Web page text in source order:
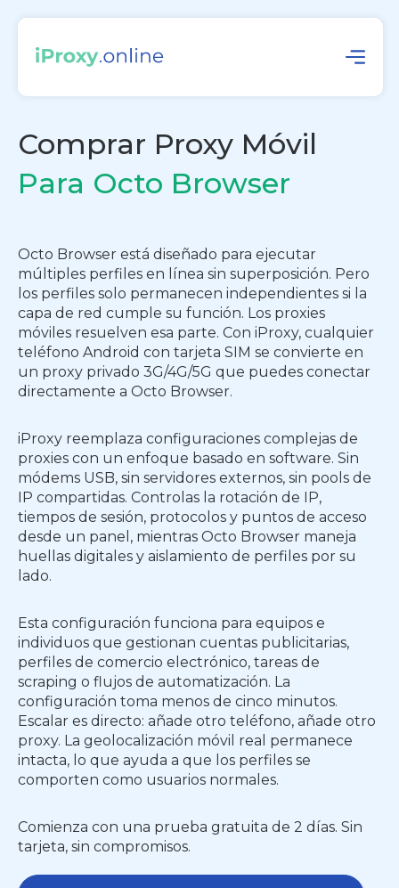
Comprar Proxy Móvil
Para Octo Browser
Octo Browser está diseñado para ejecutar
múltiples perfiles en línea sin superposición. Pero
los perfiles solo permanecen independientes si la
capa de red cumple su función. Los proxies
móviles resuelven esa parte. Con iProxy, cualquier
teléfono Android con tarjeta SIM se convierte en
un proxy privado 3G/4G/5G que puedes conectar
directamente a Octo Browser.
iProxy reemplaza configuraciones complejas de
proxies con un enfoque basado en software. Sin
módems USB, sin servidores externos, sin pools de
IP compartidas. Controlas la rotación de IP,
tiempos de sesión, protocolos y puntos de acceso
desde un panel, mientras Octo Browser maneja
huellas digitales y aislamiento de perfiles por su
lado.
Esta configuración funciona para equipos e
individuos que gestionan cuentas publicitarias,
perfiles de comercio electrónico, tareas de
scraping o flujos de automatización. La
configuración toma menos de cinco minutos.
Escalar es directo: añade otro teléfono, añade otro
proxy. La geolocalización móvil real permanece
intacta, lo que ayuda a que los perfiles se
comporten como usuarios normales.
Comienza con una prueba gratuita de 2 días. Sin
tarjeta, sin compromisos.